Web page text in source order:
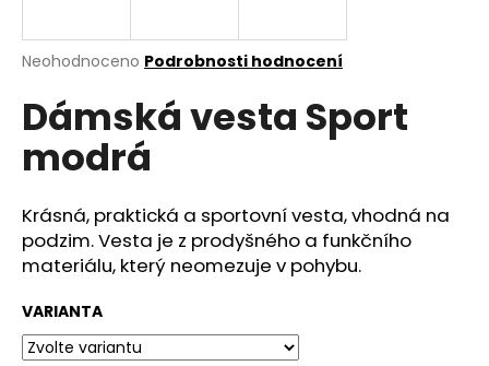
Průměrné
produktu
je
hvězdiček.
Neohodnoceno Podrobnosti hodnocení
Dámská vesta Sport
modrá
Krásná, praktická a sportovní vesta, vhodná na
podzim. Vesta je z prodyšného a funkčního
materiálu, který neomezuje v pohybu.
VARIANTA
j
t
?
HLEDAT
D